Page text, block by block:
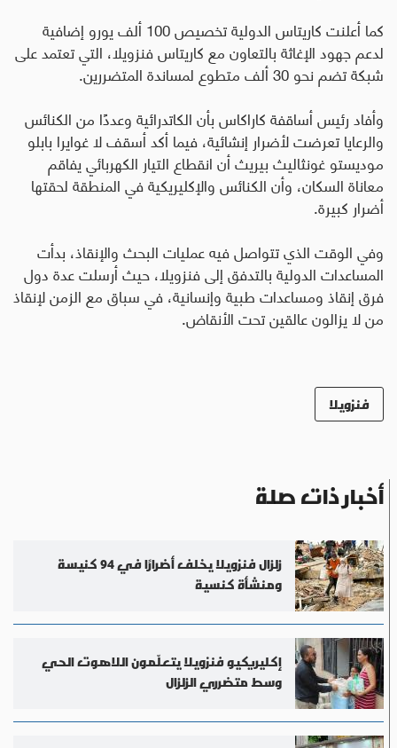
كما أعلنت كاريتاس الدولية تخصيص 100 ألف يورو إضافية
لدعم جهود الإغاثة بالتعاون مع كاريتاس فنزويلا، التي تعتمد على
شبكة تضم نحو 30 ألف متطوع لمساندة المتضررين
.
وأفاد رئيس أساقفة كاراكاس بأن الكاتدرائية وعددًا من الكنائس
والرعايا تعرضت لأضرار إنشائية، فيما أكد أسقف لا غوايرا بابلو
موديستو غونثاليث بيريث أن انقطاع التيار الكهربائي يفاقم
معاناة السكان، وأن الكنائس والإكليريكية في المنطقة لحقتها
أضرار كبيرة.
وفي الوقت الذي تتواصل فيه عمليات البحث والإنقاذ، بدأت
المساعدات الدولية بالتدفق إلى فنزويلا، حيث أرسلت عدة دول
فرق إنقاذ ومساعدات طبية وإنسانية، في سباق مع الزمن لإنقاذ
من لا يزالون عالقين تحت الأنقاض.
فنزويلا
أخبار ذات صلة
زلزال فنزويلا يخلف أضرارًا في 94 كنيسة
ومنشأة كنسية
إكليريكيو فنزويلا يتعلّمون اللاهوت الحي
وسط متضرري الزلزال